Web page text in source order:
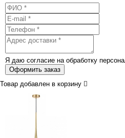
Я даю согласие на обработку
Оформить заказ
Товар добавлен в корзину